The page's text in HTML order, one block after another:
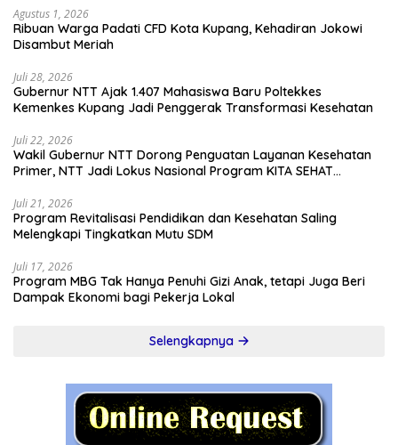
Agustus 1, 2026
Ribuan Warga Padati CFD Kota Kupang, Kehadiran Jokowi
Disambut Meriah
Juli 28, 2026
Gubernur NTT Ajak 1.407 Mahasiswa Baru Poltekkes
Kemenkes Kupang Jadi Penggerak Transformasi Kesehatan
Juli 22, 2026
Wakil Gubernur NTT Dorong Penguatan Layanan Kesehatan
Primer, NTT Jadi Lokus Nasional Program KITA SEHAT
Juli 21, 2026
Program Revitalisasi Pendidikan dan Kesehatan Saling
Melengkapi Tingkatkan Mutu SDM
Juli 17, 2026
Program MBG Tak Hanya Penuhi Gizi Anak, tetapi Juga Beri
Dampak Ekonomi bagi Pekerja Lokal
Selengkapnya